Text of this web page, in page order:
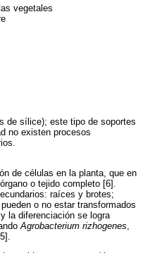
vegetales
de sílice); este tipo de soportes
no existen procesos
de células en la planta, que en
o tejido completo [6].
raíces y brotes;
o no estar transformados
la diferenciación se logra
Agrobacterium rizhogenes,